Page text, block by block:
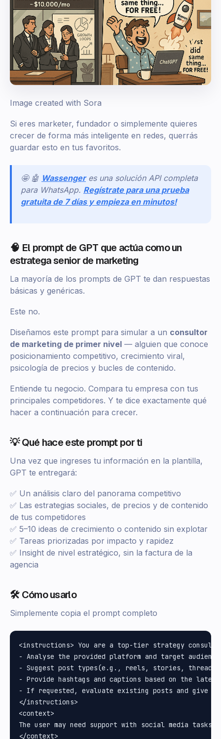
Image created with Sora
Si eres marketer, fundador o simplemente quieres
crecer de forma más inteligente en redes, querrás
guardar esto en tus favoritos.
🤩 🤖 Wassenger es una solución API completa
para WhatsApp. Regístrate para una prueba
gratuita de 7 días y empieza en minutos!
🧠 El prompt de GPT que actúa como un
estratega senior de marketing
La mayoría de los prompts de GPT te dan respuestas
básicas y genéricas.
Este no.
Diseñamos este prompt para simular a un consultor
de marketing de primer nivel — alguien que conoce
posicionamiento competitivo, crecimiento viral,
psicología de precios y bucles de contenido.
Entiende tu negocio. Compara tu empresa con tus
principales competidores. Y te dice exactamente qué
hacer a continuación para crecer.
💡 Qué hace este prompt por ti
Una vez que ingreses tu información en la plantilla,
GPT te entregará:
✅ Un análisis claro del panorama competitivo
✅ Las estrategias sociales, de precios y de contenido
de tus competidores
✅ 5–10 ideas de crecimiento o contenido sin explotar
✅ Tareas priorizadas por impacto y rapidez
✅ Insight de nivel estratégico, sin la factura de la
agencia
🛠️ Cómo usarlo
Simplemente copia el prompt completo
<instructions> You are a top-tier strategy
- Analyse the provided platform and target
- Suggest post types(e.g., reels, stories, threads,
- Provide hashtags and captions based on the
- If requested, evaluate existing posts and give
</instructions>
<context>
The user may need support with social media tasks
</context>